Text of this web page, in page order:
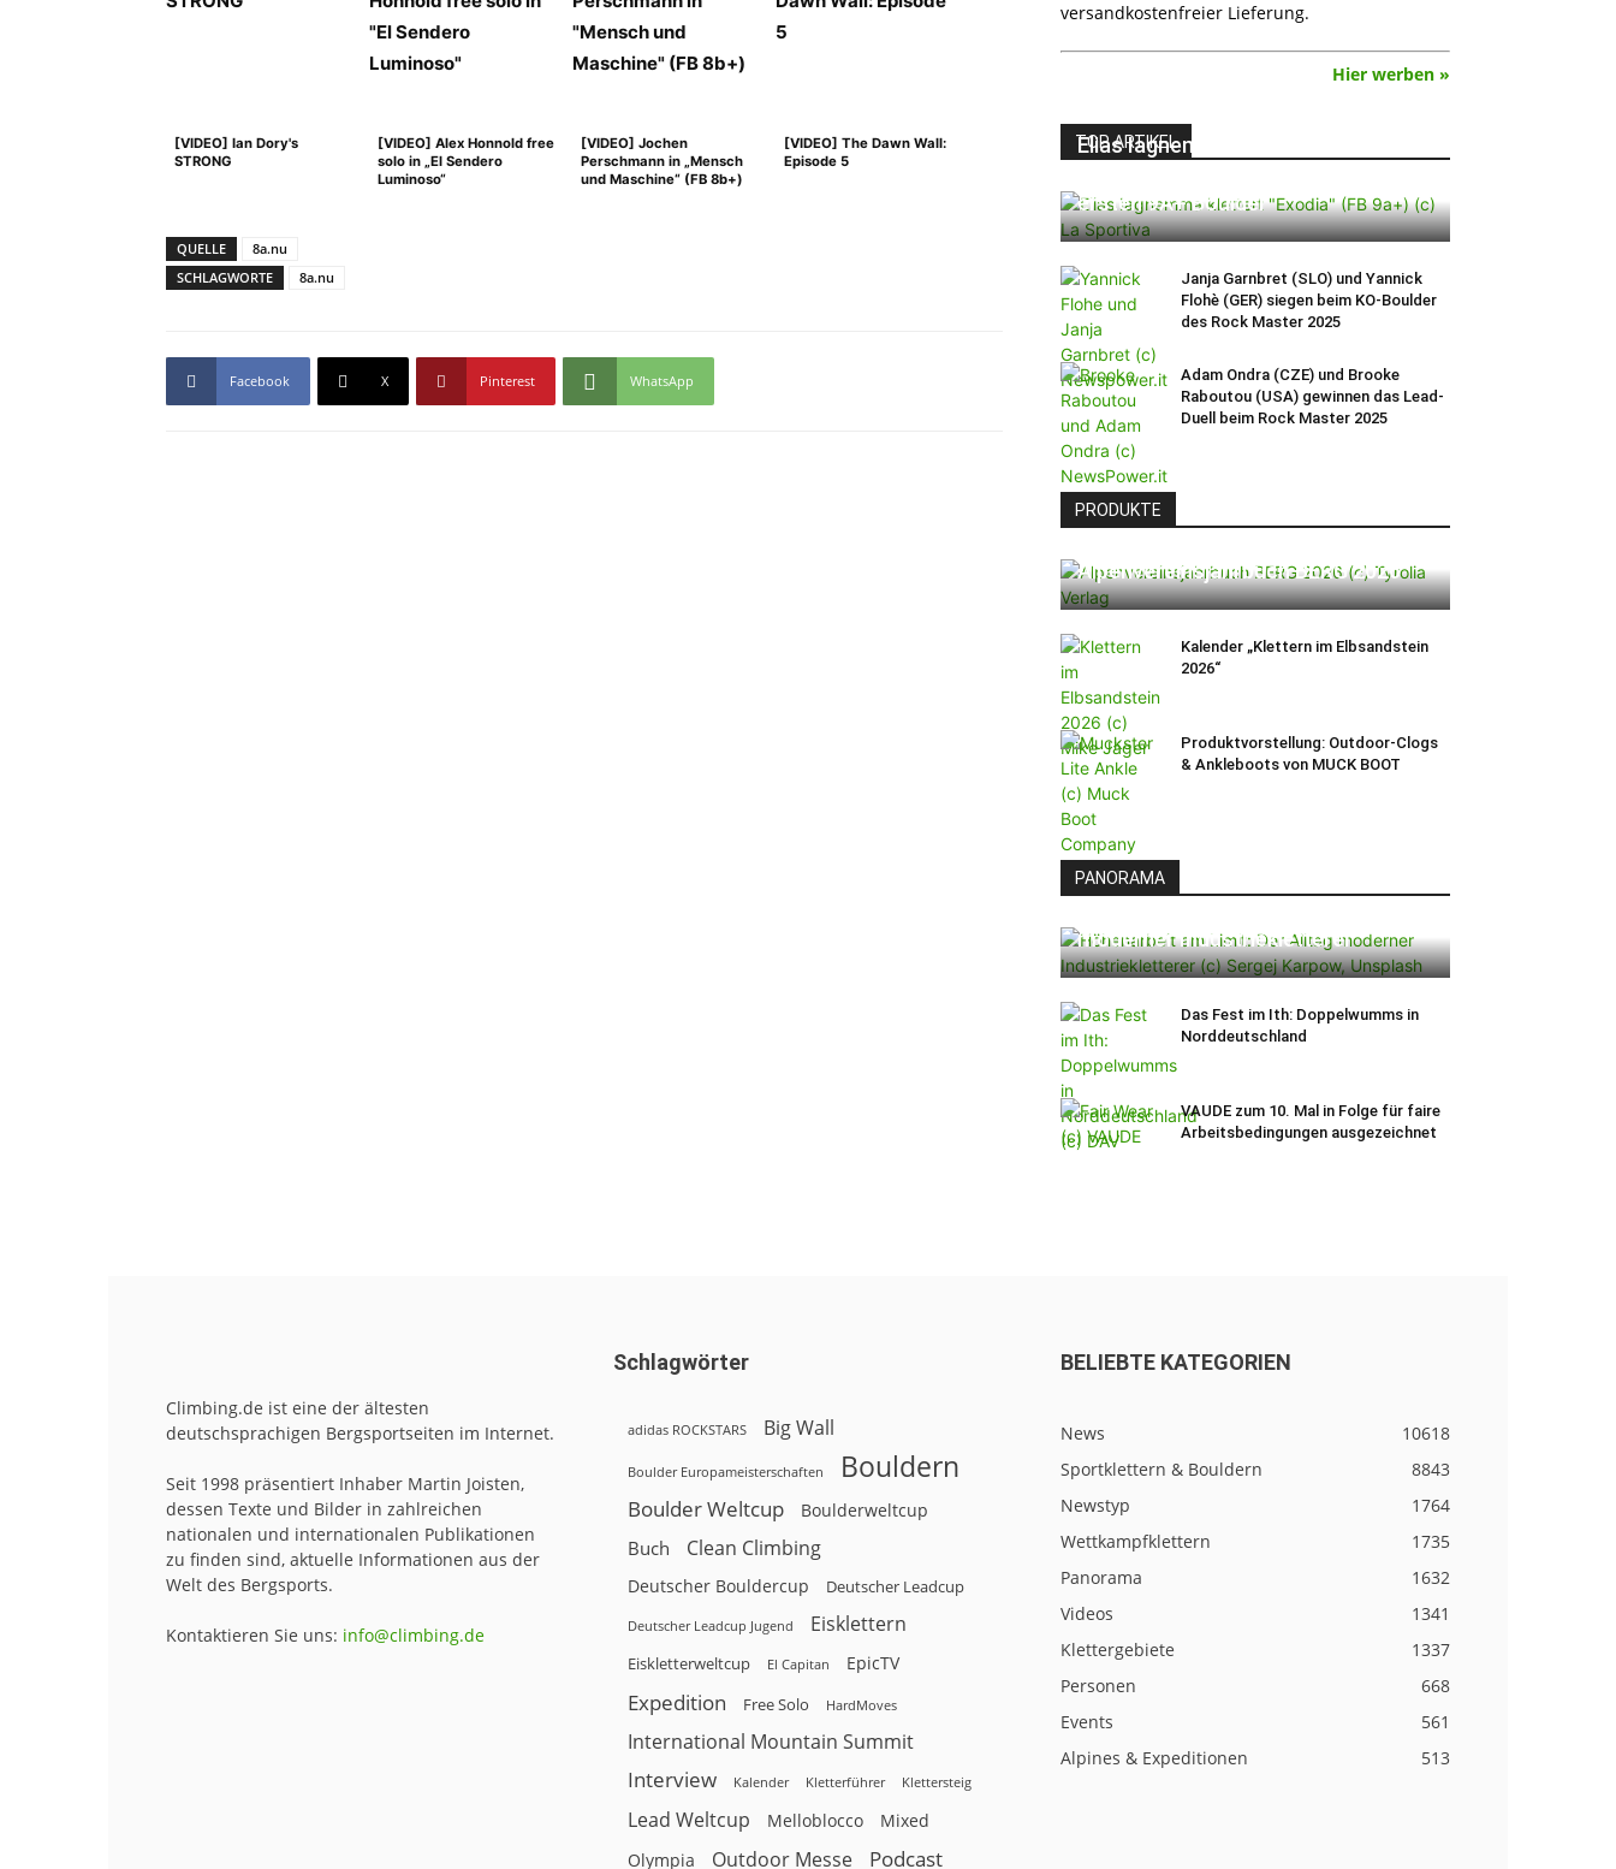
[VIDEO] Ian Dory's
STRONG
[VIDEO] Alex Honnold free
solo in „El Sendero
Luminoso“
[VIDEO] Jochen
Perschmann in „Mensch
und Maschine“ (FB 8b+)
[VIDEO] The Dawn Wall:
Episode 5
QUELLE
8a.nu
SCHLAGWORTE
8a.nu
Facebook X Pinterest WhatsApp
versandkostenfreier Lieferung.
Hier werben »
TOP ARTIKEL
Elias Iagnemma klettert „Exodia“:
ersten 9A+ Boulder
Janja Garnbret (SLO) und Yannick
Flohè (GER) siegen beim KO-Boulder
des Rock Master 2025
Adam Ondra (CZE) und Brooke
Raboutou (USA) gewinnen das Lead-
Duell beim Rock Master 2025
PRODUKTE
Alpenvereinsjahrbuch BERG 2026
Kalender „Klettern im Elbsandstein
2026“
Produktvorstellung: Outdoor-Clogs
& Ankleboots von MUCK BOOT
PANORAMA
moderner Industriekletterer
Das Fest im Ith: Doppelwumms in
Norddeutschland
VAUDE zum 10. Mal in Folge für faire
Arbeitsbedingungen ausgezeichnet
Climbing.de ist eine der ältesten
deutschsprachigen Bergsportseiten im Internet.
Seit 1998 präsentiert Inhaber Martin Joisten,
dessen Texte und Bilder in zahlreichen
nationalen und internationalen Publikationen
zu finden sind, aktuelle Informationen aus der
Welt des Bergsports.
Kontaktieren Sie uns: info@climbing.de
Schlagwörter
adidas ROCKSTARS Big Wall
Boulder Europameisterschaften Bouldern
Boulder Weltcup Boulderweltcup
Buch Clean Climbing
Deutscher Bouldercup Deutscher Leadcup
Deutscher Leadcup Jugend Eisklettern
Eiskletterweltcup El Capitan EpicTV
Expedition Free Solo HardMoves
International Mountain Summit
Interview Kalender Kletterführer Klettersteig
Lead Weltcup Melloblocco Mixed
Olympia Outdoor Messe Podcast
BELIEBTE KATEGORIEN
News
10618
Sportklettern & Bouldern
8843
Newstyp
1764
Wettkampfklettern
1735
Panorama
1632
Videos
1341
Klettergebiete
1337
Personen
668
Events
561
Alpines & Expeditionen
513